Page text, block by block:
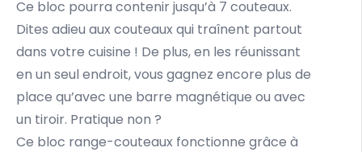
Ce bloc pourra contenir jusqu’à 7 couteaux.
Dites adieu aux couteaux qui traînent partout
dans votre cuisine ! De plus, en les réunissant
en un seul endroit, vous gagnez encore plus de
place qu’avec une barre magnétique ou avec
un tiroir. Pratique non ?
Ce bloc range-couteaux fonctionne grâce à